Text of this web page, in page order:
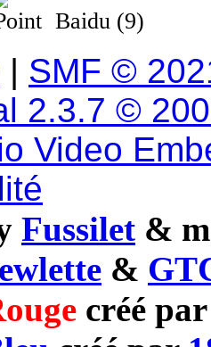
Baidu (9)
| SMF ©
2.3.7 ©
Video
Fussilet &
&
créé